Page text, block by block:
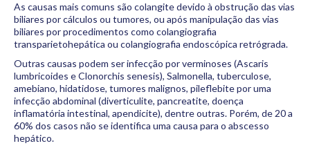
As causas mais comuns são colangite devido à obstrução das vias
biliares por cálculos ou tumores, ou após manipulação das vias
biliares por procedimentos como colangiografia
transparietohepática ou colangiografia endoscópica retrógrada.
Outras causas podem ser infecção por verminoses (Ascaris
lumbricoides e Clonorchis senesis), Salmonella, tuberculose,
amebiano, hidatidose, tumores malignos, pileflebite por uma
infecção abdominal (diverticulite, pancreatite, doença
inflamatória intestinal, apendicite), dentre outras. Porém, de 20 a
60% dos casos não se identifica uma causa para o abscesso
hepático.